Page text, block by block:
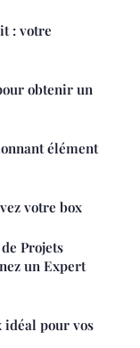
: votre
obtenir un
élément
votre box
Projets
un Expert
idéal pour vos